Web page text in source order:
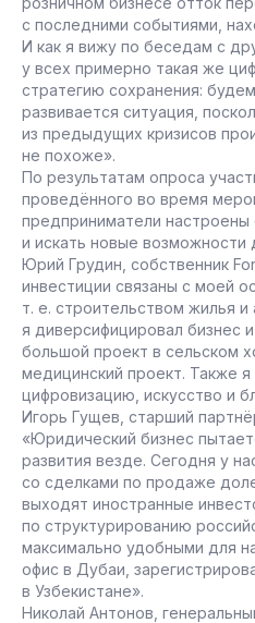
с последними событиями,
И как я вижу по беседам с
у всех примерно такая же
стратегию сохранения:
развивается ситуация,
из предыдущих кризисов
не похоже».
По результатам опроса
проведённого во время
предприниматели настроены
и искать новые возможности
Юрий Грудин, собственник
инвестиции связаны с моей
т. е. строительством жилья
я диверсифицировал бизнес
большой проект в сельском
медицинский проект. Также
цифровизацию, искусство и
Игорь Гущев, старший
«Юридический бизнес
развития везде. Сегодня у
со сделками по продаже
выходят иностранные
по структурированию
максимально удобными для
офис в Дубаи,
в Узбекистане».
Николай Антонов,